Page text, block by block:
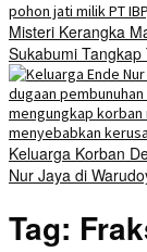
Misteri Kerangka
Sukabumi
Keluarga Korban
Nur Jaya di
Tag: